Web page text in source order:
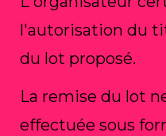
l'autorisation du
du lot proposé.
La remise du lot
effectuée sous